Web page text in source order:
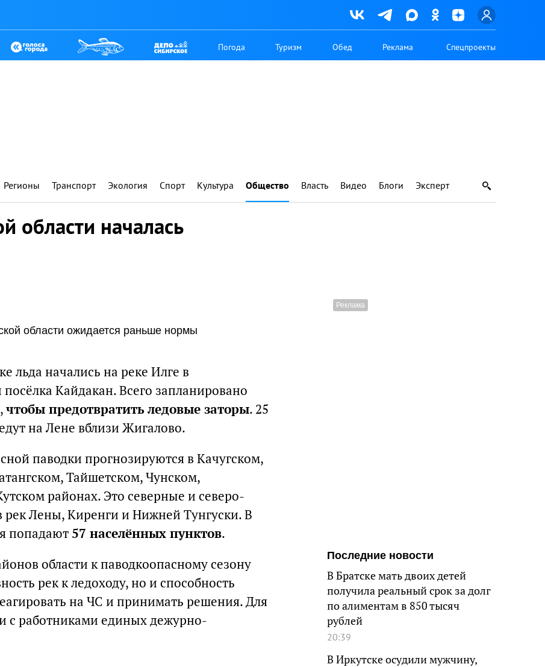
Погода Туризм Обед Реклама Спецпроекты
Регионы Транспорт Экология Спорт Культура Общество Власть Видео Блоги Эксперт
области началась
области ожидается раньше нормы
льда начались на реке Илге в
Кайдакан. Всего запланировано
чтобы предотвратить ледовые заторы. 25
на Лене вблизи Жигалово.
паводки прогнозируются в Качугском,
Тайшетском, Чунском,
районах. Это северные и северо-
рек Лены, Киренги и Нижней Тунгуски. В
попадают 57 населённых пунктов.
области к паводкоопасному сезону
рек к ледоходу, но и способность
на ЧС и принимать решения. Для
с работниками единых дежурно-
Последние новости
В Братске мать двоих детей
получила реальный срок за долг
по алиментам в 850 тысяч
рублей
20:39
В Иркутске осудили мужчину,